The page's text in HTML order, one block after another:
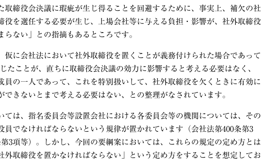
取締役会決議に瑕疵が生じ得ることを回避するために、事実上、補欠の社
役を選任する必要が生じ、上場会社等に与える負担・影響が、社外取締役
らない」との指摘もあるところです。
に会社法において社外取締役を置くことが義務付けられた場合であって
たことが、直ちに取締役会決議の効力に影響すると考える必要はなく、
員の一人であって、これを特別扱いして、社外取締役を欠くときに有効に
できないとまで考える必要はない、との整理がなされています。
は、指名委員会等設置会社における各委員会等の機関については、その
員でなければならないという規律が置かれています（会社法第400条第3
3項等）。しかし、今回の要綱案においては、これらの規定の定め方とは
外取締役を置かなければならない」という定め方をすることを想定してお